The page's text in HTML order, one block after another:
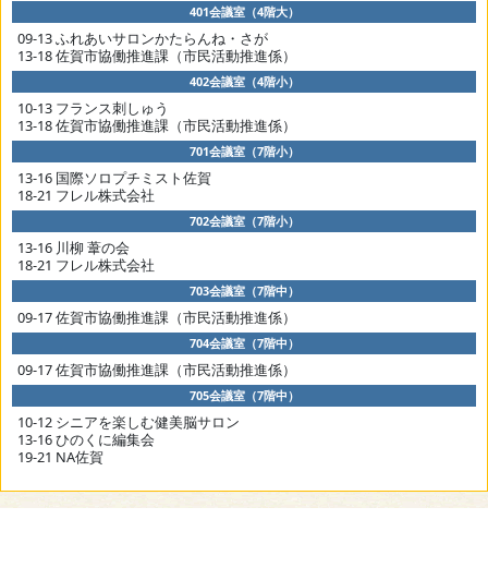
401会議室（4階大）
09-13 ふれあいサロンかたらんね・さが
13-18 佐賀市協働推進課（市民活動推進係）
402会議室（4階小）
10-13 フランス刺しゅう
13-18 佐賀市協働推進課（市民活動推進係）
701会議室（7階小）
13-16 国際ソロプチミスト佐賀
18-21 フレル株式会社
702会議室（7階小）
13-16 川柳 葦の会
18-21 フレル株式会社
703会議室（7階中）
09-17 佐賀市協働推進課（市民活動推進係）
704会議室（7階中）
09-17 佐賀市協働推進課（市民活動推進係）
705会議室（7階中）
10-12 シニアを楽しむ健美脳サロン
13-16 ひのくに編集会
19-21 NA佐賀